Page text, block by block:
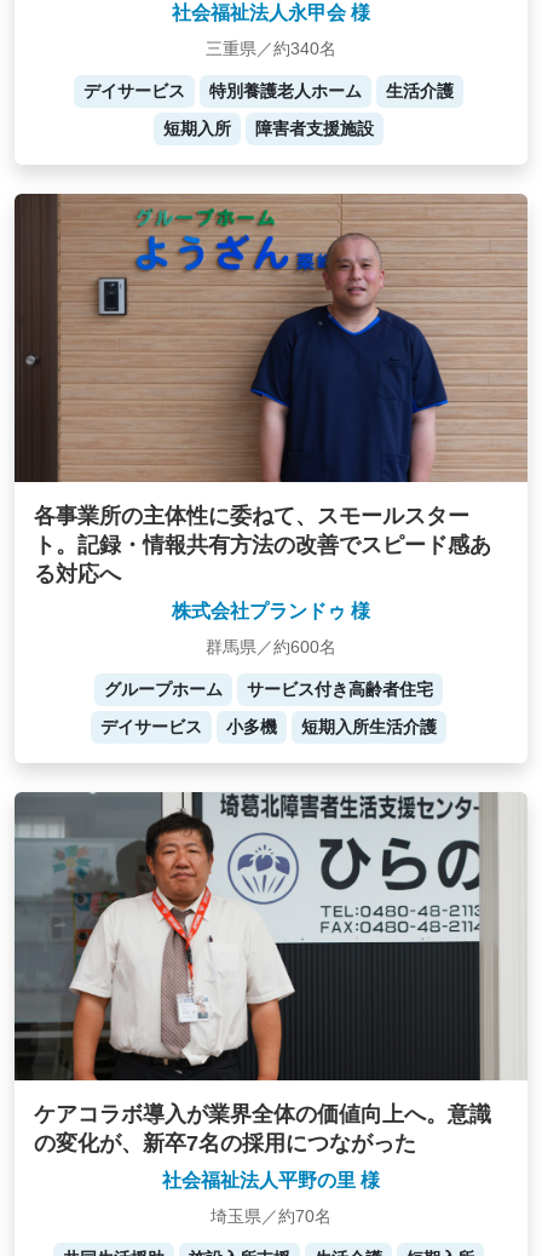
社会福祉法人永甲会 様
三重県／約340名
デイサービス 特別養護老人ホーム
生活介護
短期入所
障害者支援施設
各事業所の主体性に委ねて、スモールスター
ト。記録・情報共有方法の改善でスピード感あ
る対応へ
株式会社プランドゥ 様
群馬県／約600名
グループホーム
サービス付き高齢者住宅
デイサービス
小多機 短期入所生活介護
ケアコラボ導入が業界全体の価値向上へ。意識
の変化が、新卒7名の採用につながった
社会福祉法人平野の里 様
埼玉県／約70名